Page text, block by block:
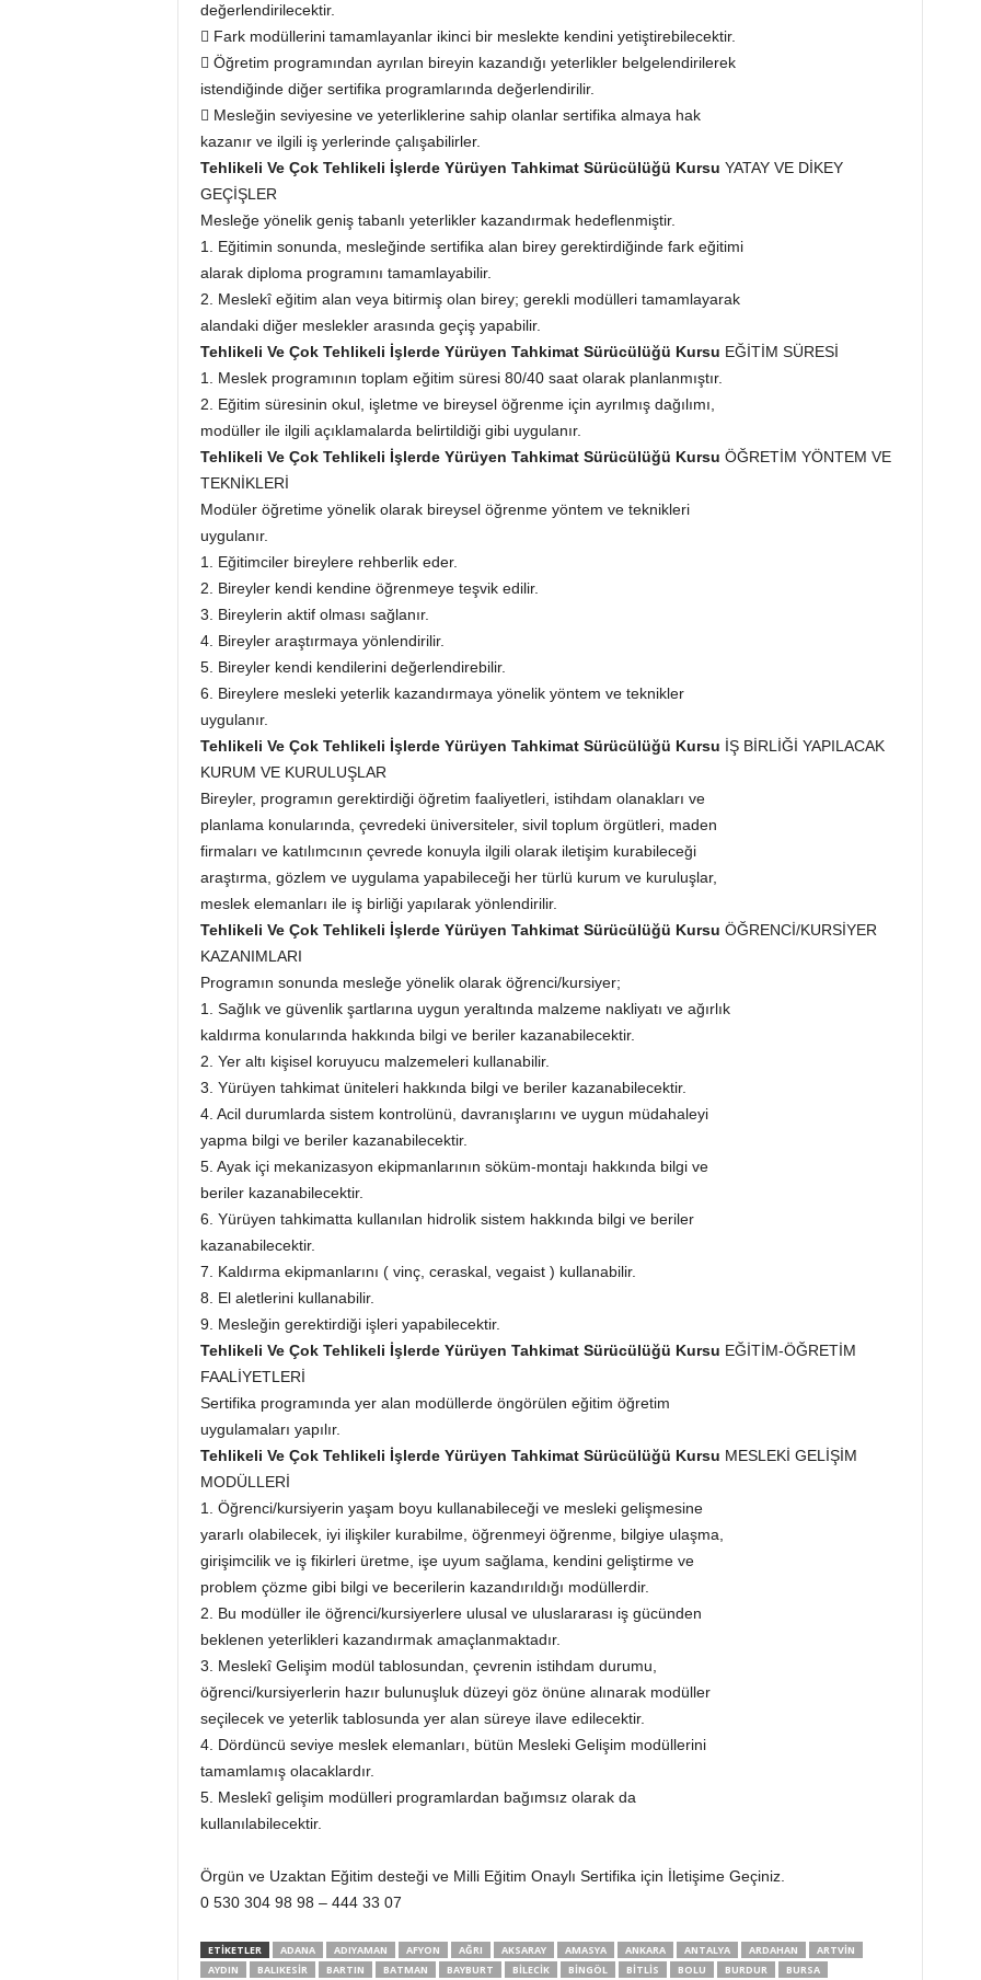
değerlendirilecektir.
 Fark modüllerini tamamlayanlar ikinci bir meslekte kendini yetiştirebilecektir.
 Öğretim programından ayrılan bireyin kazandığı yeterlikler belgelendirilerek
istendiğinde diğer sertifika programlarında değerlendirilir.
 Mesleğin seviyesine ve yeterliklerine sahip olanlar sertifika almaya hak
kazanır ve ilgili iş yerlerinde çalışabilirler.
Tehlikeli Ve Çok Tehlikeli İşlerde Yürüyen Tahkimat Sürücülüğü Kursu YATAY VE DİKEY
GEÇİŞLER
Mesleğe yönelik geniş tabanlı yeterlikler kazandırmak hedeflenmiştir.
1. Eğitimin sonunda, mesleğinde sertifika alan birey gerektirdiğinde fark eğitimi
alarak diploma programını tamamlayabilir.
2. Meslekî eğitim alan veya bitirmiş olan birey; gerekli modülleri tamamlayarak
alandaki diğer meslekler arasında geçiş yapabilir.
Tehlikeli Ve Çok Tehlikeli İşlerde Yürüyen Tahkimat Sürücülüğü Kursu EĞİTİM SÜRESİ
1. Meslek programının toplam eğitim süresi 80/40 saat olarak planlanmıştır.
2. Eğitim süresinin okul, işletme ve bireysel öğrenme için ayrılmış dağılımı,
modüller ile ilgili açıklamalarda belirtildiği gibi uygulanır.
Tehlikeli Ve Çok Tehlikeli İşlerde Yürüyen Tahkimat Sürücülüğü Kursu ÖĞRETİM YÖNTEM VE
TEKNİKLERİ
Modüler öğretime yönelik olarak bireysel öğrenme yöntem ve teknikleri
uygulanır.
1. Eğitimciler bireylere rehberlik eder.
2. Bireyler kendi kendine öğrenmeye teşvik edilir.
3. Bireylerin aktif olması sağlanır.
4. Bireyler araştırmaya yönlendirilir.
5. Bireyler kendi kendilerini değerlendirebilir.
6. Bireylere mesleki yeterlik kazandırmaya yönelik yöntem ve teknikler
uygulanır.
Tehlikeli Ve Çok Tehlikeli İşlerde Yürüyen Tahkimat Sürücülüğü Kursu İŞ BİRLİĞİ YAPILACAK
KURUM VE KURULUŞLAR
Bireyler, programın gerektirdiği öğretim faaliyetleri, istihdam olanakları ve
planlama konularında, çevredeki üniversiteler, sivil toplum örgütleri, maden
firmaları ve katılımcının çevrede konuyla ilgili olarak iletişim kurabileceği
araştırma, gözlem ve uygulama yapabileceği her türlü kurum ve kuruluşlar,
meslek elemanları ile iş birliği yapılarak yönlendirilir.
Tehlikeli Ve Çok Tehlikeli İşlerde Yürüyen Tahkimat Sürücülüğü Kursu ÖĞRENCİ/KURSİYER
KAZANIMLARI
Programın sonunda mesleğe yönelik olarak öğrenci/kursiyer;
1. Sağlık ve güvenlik şartlarına uygun yeraltında malzeme nakliyatı ve ağırlık
kaldırma konularında hakkında bilgi ve beriler kazanabilecektir.
2. Yer altı kişisel koruyucu malzemeleri kullanabilir.
3. Yürüyen tahkimat üniteleri hakkında bilgi ve beriler kazanabilecektir.
4. Acil durumlarda sistem kontrolünü, davranışlarını ve uygun müdahaleyi
yapma bilgi ve beriler kazanabilecektir.
5. Ayak içi mekanizasyon ekipmanlarının söküm-montajı hakkında bilgi ve
beriler kazanabilecektir.
6. Yürüyen tahkimatta kullanılan hidrolik sistem hakkında bilgi ve beriler
kazanabilecektir.
7. Kaldırma ekipmanlarını ( vinç, ceraskal, vegaist ) kullanabilir.
8. El aletlerini kullanabilir.
9. Mesleğin gerektirdiği işleri yapabilecektir.
Tehlikeli Ve Çok Tehlikeli İşlerde Yürüyen Tahkimat Sürücülüğü Kursu EĞİTİM-ÖĞRETİM
FAALİYETLERİ
Sertifika programında yer alan modüllerde öngörülen eğitim öğretim
uygulamaları yapılır.
Tehlikeli Ve Çok Tehlikeli İşlerde Yürüyen Tahkimat Sürücülüğü Kursu MESLEKİ GELİŞİM
MODÜLLERİ
1. Öğrenci/kursiyerin yaşam boyu kullanabileceği ve mesleki gelişmesine
yararlı olabilecek, iyi ilişkiler kurabilme, öğrenmeyi öğrenme, bilgiye ulaşma,
girişimcilik ve iş fikirleri üretme, işe uyum sağlama, kendini geliştirme ve
problem çözme gibi bilgi ve becerilerin kazandırıldığı modüllerdir.
2. Bu modüller ile öğrenci/kursiyerlere ulusal ve uluslararası iş gücünden
beklenen yeterlikleri kazandırmak amaçlanmaktadır.
3. Meslekî Gelişim modül tablosundan, çevrenin istihdam durumu,
öğrenci/kursiyerlerin hazır bulunuşluk düzeyi göz önüne alınarak modüller
seçilecek ve yeterlik tablosunda yer alan süreye ilave edilecektir.
4. Dördüncü seviye meslek elemanları, bütün Mesleki Gelişim modüllerini
tamamlamış olacaklardır.
5. Meslekî gelişim modülleri programlardan bağımsız olarak da
kullanılabilecektir.
Örgün ve Uzaktan Eğitim desteği ve Milli Eğitim Onaylı Sertifika için İletişime Geçiniz.
0 530 304 98 98 – 444 33 07
ETİKETLER ADANA ADIYAMAN AFYON AĞRI AKSARAY AMASYA ANKARA ANTALYA ARDAHAN
ARTVIN
AYDIN
BALIKESIR BARTIN BATMAN BAYBURT BILECIK BINGÖL BITLIS BOLU BURDUR BURSA